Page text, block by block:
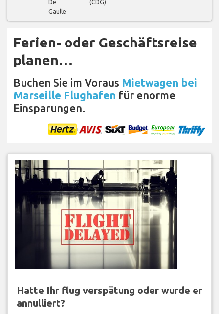
De
Gaulle
(CDG)
Ferien- oder Geschäftsreise
planen…
Buchen Sie im Voraus Mietwagen bei
Marseille Flughafen für enorme
Einsparungen.
Hatte Ihr flug verspätung oder wurde er
annulliert?